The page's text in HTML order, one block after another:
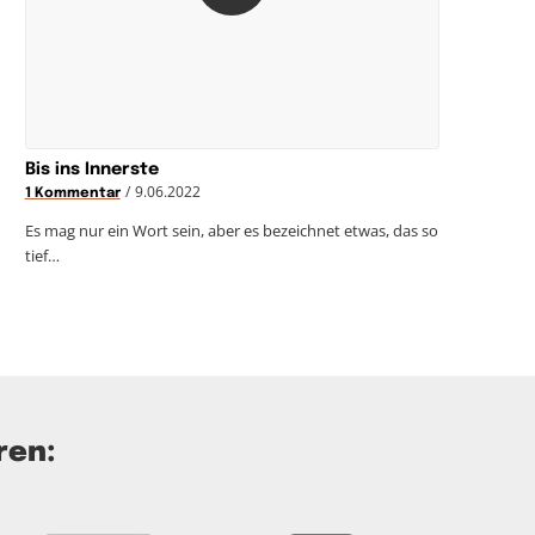
Bis ins Innerste
1 Kommentar / 9.06.2022
Es mag nur ein Wort sein, aber es bezeichnet etwas, das so
tief…